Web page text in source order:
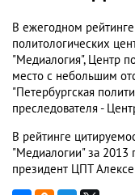
В ежегодном
политологических
"Медиалогия", Центр
место с небольшим
"Петербургская
преследователя -
В рейтинге
"Медиалогии" за 2013
президент ЦПТ